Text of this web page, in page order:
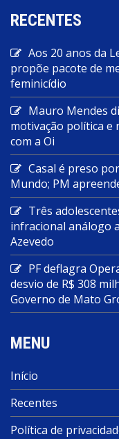
RECENTES
Aos 20 anos da
propõe pacote de
feminicídio
Mauro Mendes
motivação política e
com a Oi
Casal é preso
Mundo; PM
Três
infracional análogo
Azevedo
PF deflagra
desvio de R$ 308
Governo de Mato
MENU
Início
Recentes
Política de